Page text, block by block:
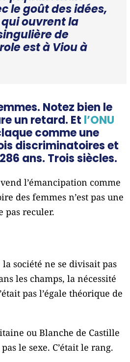
le goût des idées,
ouvrent la
de
est à Viou à
Notez bien le
un retard. Et l’ONU
comme une
discriminatoires et
ans. Trois siècles.
l’émancipation comme
des femmes n’est pas une
pas reculer.
société ne se divisait pas
les champs, la nécessité
pas l’égale théorique de
ou Blanche de Castille
le sexe. C’était le rang.